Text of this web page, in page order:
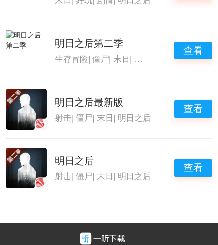
明日之后第二季
生存冒险 |僵尸 |末日 明日之后
查看
明日之后最新版
射击|僵尸|末日 | 明日之后
查看
明日之后
射击 |僵尸 |末日 明日之后
查看